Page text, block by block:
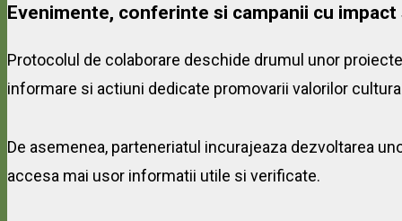
Evenimente, conferinte si campanii cu impact
Protocolul de colaborare deschide drumul unor
informare si actiuni dedicate promovarii valorilor
De asemenea, parteneriatul incurajeaza dezvoltarea
accesa mai usor informatii utile si verificate.